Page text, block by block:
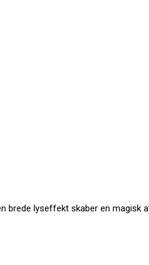
brede lyseffekt skaber en